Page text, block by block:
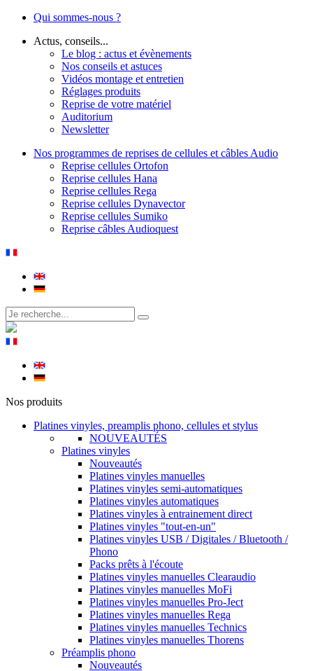
Qui sommes-nous ?
Actus, conseils...
Le blog : actus et évènements
Nos conseils et astuces
Vidéos montage et entretien
Réglages produits
Reprise de votre matériel
Auditorium
Newsletter
Nos programmes de reprises de cellules et câbles Audio
Reprise cellules Ortofon
Reprise cellules Hana
Reprise cellules Rega
Reprise cellules Dynavector
Reprise cellules Sumiko
Reprise câbles Audioquest
Nos produits
Platines vinyles, preamplis phono, cellules et stylus
NOUVEAUTÉS
Platines vinyles
Nouveautés
Platines vinyles manuelles
Platines vinyles semi-automatiques
Platines vinyles automatiques
Platines vinyles à entrainement direct
Platines vinyles "tout-en-un"
Platines vinyles USB / Digitales / Bluetooth /
Phono
Packs prêts à l'écoute
Platines vinyles manuelles Clearaudio
Platines vinyles manuelles MoFi
Platines vinyles manuelles Pro-Ject
Platines vinyles manuelles Rega
Platines vinyles manuelles Technics
Platines vinyles manuelles Thorens
Préamplis phono
Nouveautés